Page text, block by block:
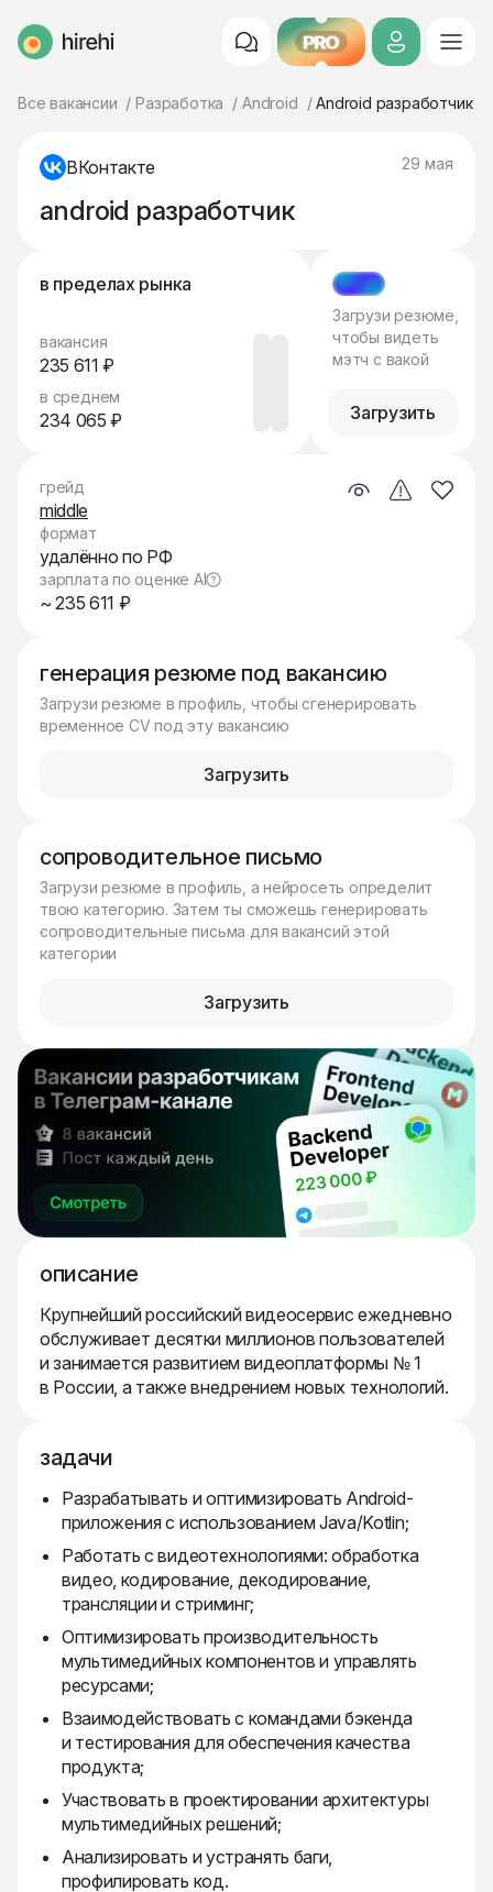
HireHi PRO
Все вакансии Разработка Android Android разработчик
ВКонтакте 29 мая
android разработчик
в пределах рынка
вакансия
235 611 ₽
в среднем
234 065 ₽
МЭТЧ
Загрузи резюме,
чтобы видеть
мэтч с вакой
Загрузить
генерация резюме под вакансию
Загрузи резюме в профиль, чтобы сгенерировать
временное CV под эту вакансию
Загрузить
сопроводительное письмо
Загрузи резюме в профиль, а нейросеть определит
твою категорию. Затем ты сможешь генерировать
сопроводительные письма для вакансий этой
категории
Загрузить
описание
Крупнейший российский видеосервис ежедневно
обслуживает десятки миллионов пользователей
и занимается развитием видеоплатформы № 1
в России, а также внедрением новых технологий.
задачи
Разрабатывать и оптимизировать Android-
приложения с использованием Java/Kotlin;
Работать с видеотехнологиями: обработка
видео, кодирование, декодирование,
трансляции и стриминг;
Оптимизировать производительность
мультимедийных компонентов и управлять
ресурсами;
Взаимодействовать с командами бэкенда
и тестирования для обеспечения качества
продукта;
Участвовать в проектировании архитектуры
мультимедийных решений;
Анализировать и устранять баги,
профилировать код.
грейд
middle
формат
удалённо по РФ
зарплата по оценке AI
~ 235 611 ₽